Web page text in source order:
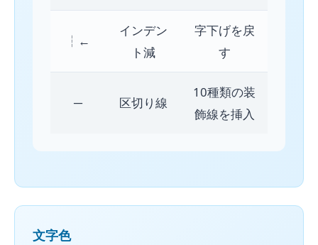
┆←
インデン
ト減
字下げを戻
す
─ 区切り線
10種類の装
飾線を挿入
文字色